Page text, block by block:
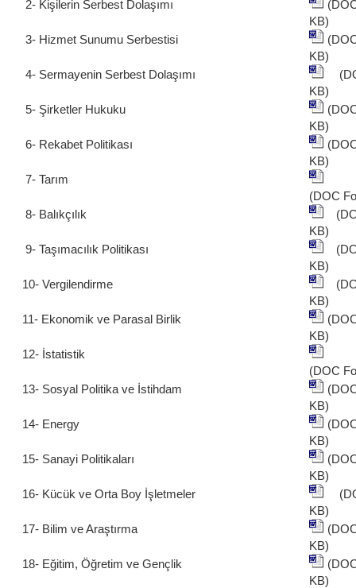
2- Kişilerin Serbest Dolaşımı
KB)
3- Hizmet Sunumu Serbestisi
KB)
4- Sermayenin Serbest Dolaşımı
KB)
5- Şirketler Hukuku
KB)
6- Rekabet Politikası
KB)
7- Tarım
(DOC
8- Balıkçılık
KB)
9- Taşımacılık Politikası
KB)
10- Vergilendirme
KB)
11- Ekonomik ve Parasal Birlik
KB)
12- İstatistik
(DOC
13- Sosyal Politika ve İstihdam
KB)
14- Energy
KB)
15- Sanayi Politikaları
KB)
16- Kücük ve Orta Boy İşletmeler
KB)
17- Bilim ve Araştırma
KB)
18- Eğitim, Öğretim ve Gençlik
KB)